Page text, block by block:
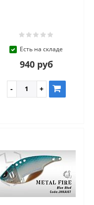
Есть на складе
940 руб